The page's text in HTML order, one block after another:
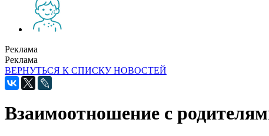
Реклама
Реклама
ВЕРНУТЬСЯ К СПИСКУ НОВОСТЕЙ
Взаимоотношение с